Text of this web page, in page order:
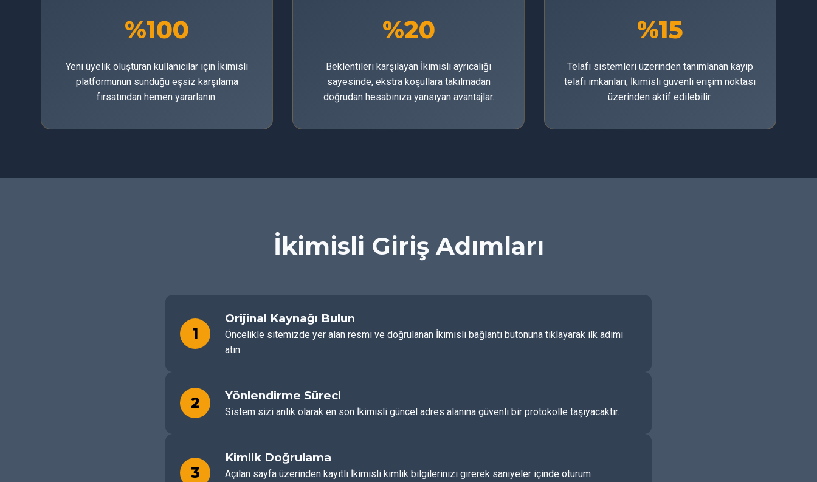
%100
Yeni üyelik oluşturan kullanıcılar için İkimisli
platformunun sunduğu eşsiz karşılama
fırsatından hemen yararlanın.
%20
Beklentileri karşılayan İkimisli ayrıcalığı
sayesinde, ekstra koşullara takılmadan
doğrudan hesabınıza yansıyan avantajlar.
%15
Telafi sistemleri üzerinden tanımlanan kayıp
telafi imkanları, İkimisli güvenli erişim noktası
üzerinden aktif edilebilir.
İkimisli Giriş Adımları
1
Orijinal Kaynağı Bulun
Öncelikle sitemizde yer alan resmi ve doğrulanan İkimisli bağlantı butonuna tıklayarak ilk adımı
atın.
2 Yönlendirme Süreci
Sistem sizi anlık olarak en son İkimisli güncel adres alanına güvenli bir protokolle taşıyacaktır.
3
Kimlik Doğrulama
Açılan sayfa üzerinden kayıtlı İkimisli kimlik bilgilerinizi girerek saniyeler içinde oturum